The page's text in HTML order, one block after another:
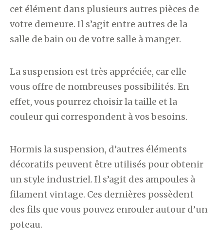
cet élément dans plusieurs autres pièces de
votre demeure. Il s’agit entre autres de la
salle de bain ou de votre salle à manger.
La suspension est très appréciée, car elle
vous offre de nombreuses possibilités. En
effet, vous pourrez choisir la taille et la
couleur qui correspondent à vos besoins.
Hormis la suspension, d’autres éléments
décoratifs peuvent être utilisés pour obtenir
un style industriel. Il s’agit des ampoules à
filament vintage. Ces dernières possèdent
des fils que vous pouvez enrouler autour d’un
poteau.